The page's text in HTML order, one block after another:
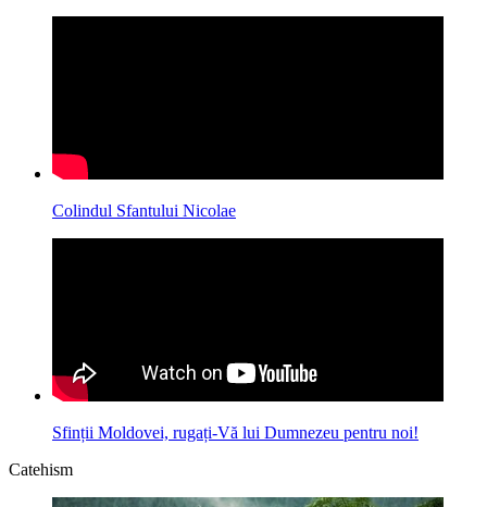
Colindul Sfantului Nicolae
Sfinții Moldovei, rugați-Vă lui Dumnezeu pentru noi!
Catehism